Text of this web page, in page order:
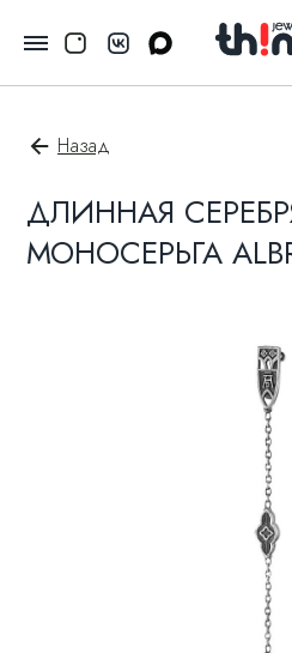
Назад
ДЛИННАЯ
МОНОСЕРЬГА